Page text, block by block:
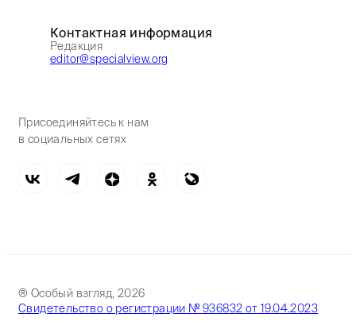
Контактная информация
Редакция
editor@specialview.org
Присоединяйтесь к нам
в социальных сетях
® Особый взгляд, 2026
Свидетельство о регистрации № 936832 от 19.04.2023